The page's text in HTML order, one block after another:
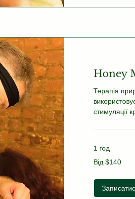
Honey
Терапія
стимуляції
1 год
140
Від $140